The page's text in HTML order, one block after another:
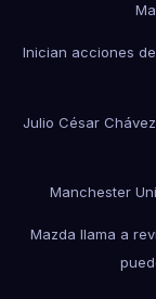
Inician acciones
Julio César
Manchester
Mazda llama a